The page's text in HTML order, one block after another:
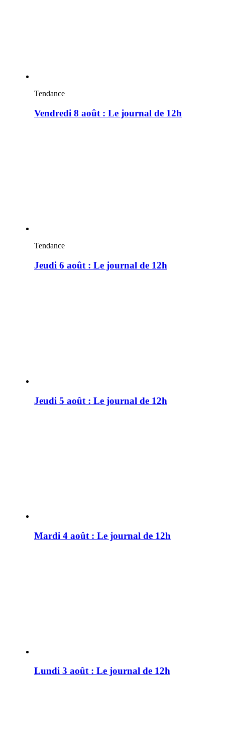
Tendance
Vendredi 8 août : Le journal de 12h
Tendance
Jeudi 6 août : Le journal de 12h
Jeudi 5 août : Le journal de 12h
Mardi 4 août : Le journal de 12h
Lundi 3 août : Le journal de 12h